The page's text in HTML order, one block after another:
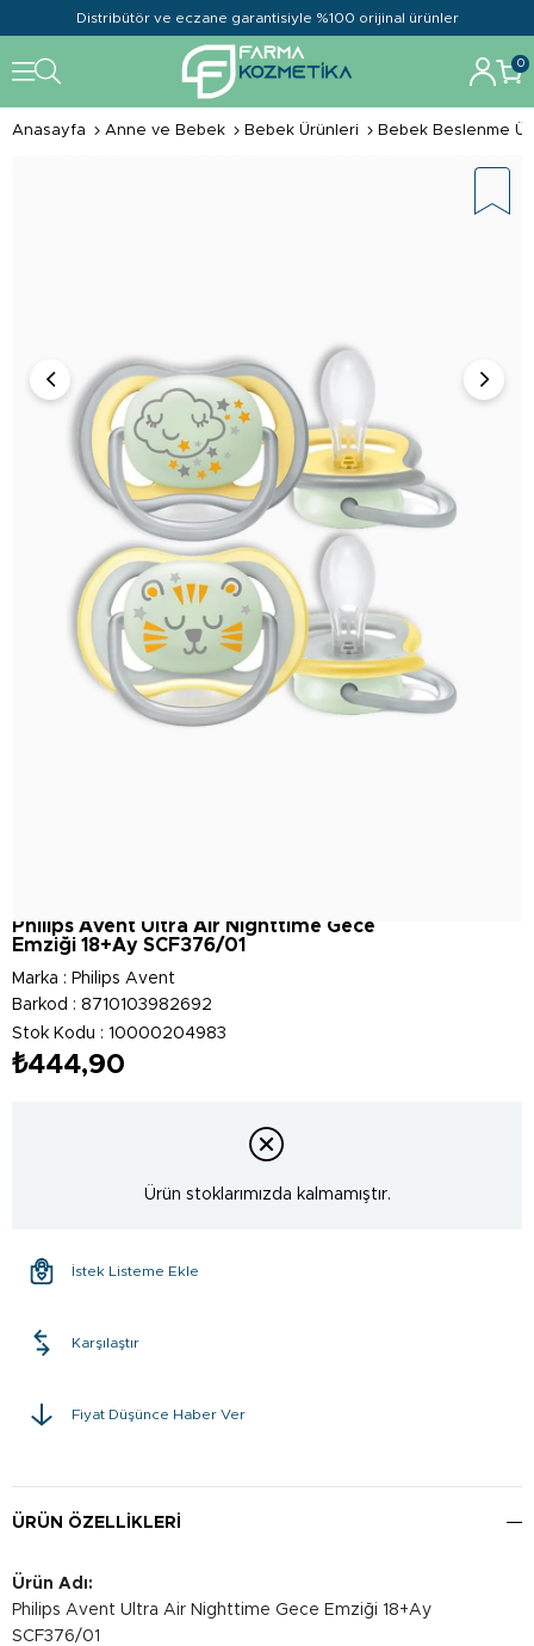
Distribütör ve eczane garantisiyle %100 orijinal ürünler
0
Anasayfa Anne ve Bebek Bebek Ürünleri Bebek Beslenme
Philips Avent Ultra Air Nighttime Gece
Emziği 18+Ay SCF376/01
Marka : Philips Avent
Barkod : 8710103982692
Stok Kodu
10000204983
₺444,90
Ürün stoklarımızda kalmamıştır.
İstek Listeme Ekle
Karşılaştır
Fiyat Düşünce Haber Ver
ÜRÜN ÖZELLIKLERI
Ürün Adı:
Philips Avent Ultra Air Nighttime Gece Emziği 18+Ay
SCF376/01